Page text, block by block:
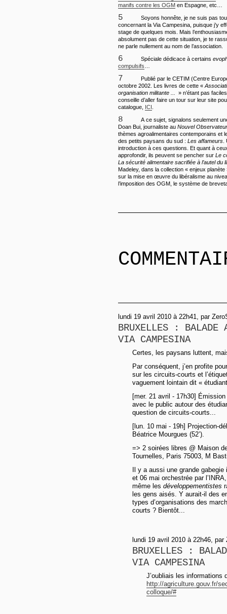
manifs contre les OGM en Espagne, etc…
5
Soyons honnête, je ne suis pas
concernant la Via Campesina, puisque j’y
stage de quelques mois. Mais
absolument pas de cette situation, je te
ne parle nullement au nom de l’association.
6 Spéciale dédicace à certains
compulsifs
7
Publié par le CETIM (Centre
octobre 2002. Les livres de cette «
organisation militante ...
» n’étant pas
conseille d’aller faire un tour sur leur site
catalogue, ICI
8
A ce sujet, signalons seulement
Doan Bui, journaliste au Nouvel Observateur
thèmes agroalimentaires contemporains et
des petits paysans du sud : Les affameurs
introduction à ces questions. Et quant à
approfondir, ils peuvent se pencher sur Le
La sécurité alimentaire sacrifiée à l’autel du
Madeley, dans la collection « enjeux
sur la mise en œuvre du libéralisme au
l’imposition des OGM, le système de
lundi 19 avril 2010 à 22h41, par
BRUXELLES : BALADE
VIA CAMPESINA
Certes, les paysans luttent,
Par conséquent, j’en profite
sur les circuits-courts et
vaguement lointain dit «
[mer. 21 avril - 17h30]
avec le public autour des
question de circuits-courts...
[lun. 10 mai - 19h] Projection-
Béatrice Mourgues (52’).
=> 2 soirées libres @ Maison
Tournelles, Paris 75003, M
Il y a aussi une grande
et 06 mai orchestrée par
même les développementistes
les gens aisés. Y aurait-il des
types d’organisations des
courts ? Bientôt...
lundi 19 avril 2010 à 22h46, par
BRUXELLES :
VIA CAMPESINA
J’oubliais les informations
http://agriculture.gouv.fr/
colloque/#